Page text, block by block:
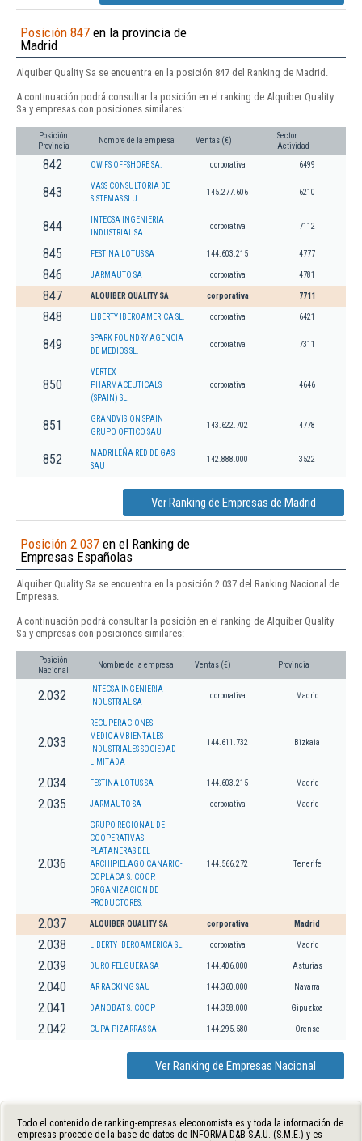
Posición 847 en la provincia de
Madrid
Alquiber Quality Sa se encuentra en la posición 847 del Ranking de Madrid.
A continuación podrá consultar la posición en el ranking de Alquiber Quality
Sa y empresas con posiciones similares:
Posición
Provincia
Nombre de la empresa Ventas (€)
Sector
Actividad
842 OW FS OFFSHORE SA. corporativa 6499
843
VASS CONSULTORIA DE
SISTEMAS SLU
145.277.606 6210
844
INTECSA INGENIERIA
INDUSTRIAL SA
corporativa 7112
845 FESTINA LOTUS SA 144.603.215 4777
846 JARMAUTO SA corporativa 4781
847 ALQUIBER QUALITY SA corporativa 7711
848 LIBERTY IBEROAMERICA SL. corporativa 6421
849
SPARK FOUNDRY AGENCIA
DE MEDIOS SL.
corporativa 7311
850
VERTEX
PHARMACEUTICALS
(SPAIN) SL.
corporativa 4646
851
GRANDVISION SPAIN
GRUPO OPTICO SAU
143.622.702 4778
852
MADRILEÑA RED DE GAS
SAU
142.888.000 3522
Ver Ranking de Empresas de Madrid
Posición 2.037 en el Ranking de
Empresas Españolas
Alquiber Quality Sa se encuentra en la posición 2.037 del Ranking Nacional de
Empresas.
A continuación podrá consultar la posición en el ranking de Alquiber Quality
Sa y empresas con posiciones similares:
Posición
Nacional
Nombre de la empresa Ventas (€) Provincia
2.032
INTECSA INGENIERIA
INDUSTRIAL SA
corporativa Madrid
2.033
RECUPERACIONES
MEDIOAMBIENTALES
INDUSTRIALES SOCIEDAD
LIMITADA
144.611.732 Bizkaia
2.034 FESTINA LOTUS SA 144.603.215 Madrid
2.035 JARMAUTO SA corporativa Madrid
2.036
GRUPO REGIONAL DE
COOPERATIVAS
PLATANERAS DEL
ARCHIPIELAGO CANARIO-
COPLACA S. COOP.
ORGANIZACION DE
PRODUCTORES.
144.566.272 Tenerife
2.037 ALQUIBER QUALITY SA corporativa Madrid
2.038 LIBERTY IBEROAMERICA SL. corporativa Madrid
2.039 DURO FELGUERA SA 144.406.000 Asturias
2.040 AR RACKING SAU 144.360.000 Navarra
2.041 DANOBAT S. COOP 144.358.000 Gipuzkoa
2.042 CUPA PIZARRAS SA 144.295.580 Orense
Ver Ranking de Empresas Nacional
Todo el contenido de ranking-empresas.eleconomista.es y toda la información de
empresas procede de la base de datos de INFORMA D&B S.A.U. (S.M.E.) y es